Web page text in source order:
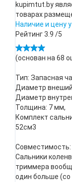
kupimtut.by
товарах
Наличие и цену
Рейтинг3.9 /5
(основан на 68
Тип: Запасная
Диаметр
Диаметр
Толщина: 7 мм,
Комплект
52см3
Совместимость:
Сальники
триммера
один больше (со